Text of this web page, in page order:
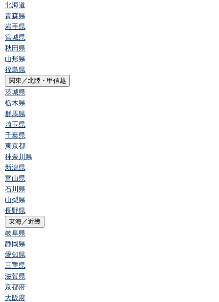
北海道
青森県
岩手県
宮城県
秋田県
山形県
福島県
関東／北陸・甲信越
茨城県
栃木県
群馬県
埼玉県
千葉県
東京都
神奈川県
新潟県
富山県
石川県
山梨県
長野県
東海／近畿
岐阜県
静岡県
愛知県
三重県
滋賀県
京都府
大阪府